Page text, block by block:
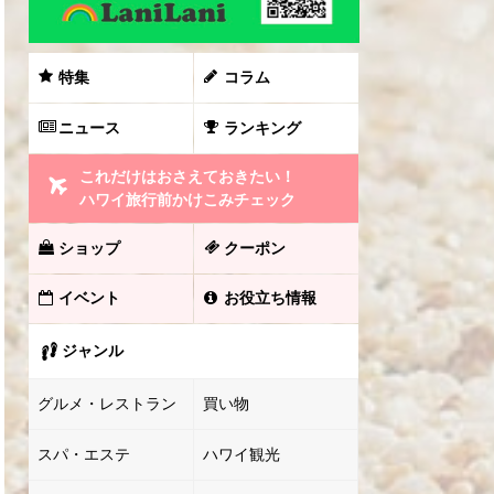
特集 コラム
ニュース ランキング
これだけはおさえておきたい！
ハワイ旅行前かけこみチェック
ショップ クーポン
イベント お役立ち情報
ジャンル
グルメ・レストラン 買い物
スパ・エステ ハワイ観光